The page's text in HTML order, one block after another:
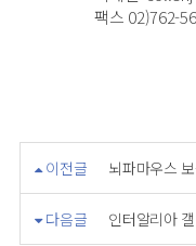
팩스 02)762-
이전글 뇌파마우스
다음글 인터알리아